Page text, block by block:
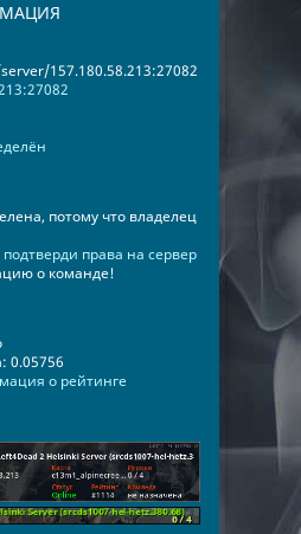
157.180.58.213:27082
потому что владелец
подтверди права на сервер
о команде!
0.05756
о рейтинге